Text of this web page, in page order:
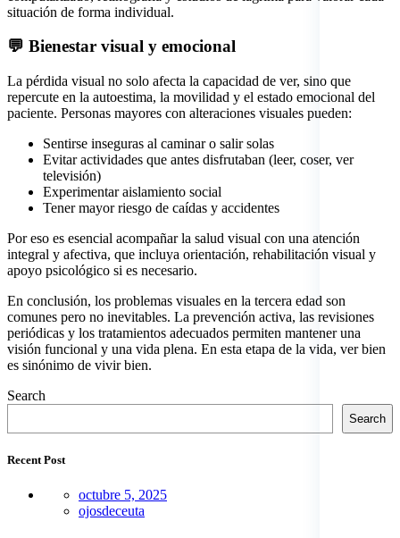
situación de forma individual.
💬 Bienestar visual y emocional
La pérdida visual no solo afecta la capacidad de ver, sino que
repercute en la autoestima, la movilidad y el estado emocional del
paciente. Personas mayores con alteraciones visuales pueden:
Sentirse inseguras al caminar o salir solas
Evitar actividades que antes disfrutaban (leer, coser, ver
televisión)
Experimentar aislamiento social
Tener mayor riesgo de caídas y accidentes
Por eso es esencial acompañar la salud visual con una atención
integral y afectiva, que incluya orientación, rehabilitación visual y
apoyo psicológico si es necesario.
En conclusión, los problemas visuales en la tercera edad son
comunes pero no inevitables. La prevención activa, las revisiones
periódicas y los tratamientos adecuados permiten mantener una
visión funcional y una vida plena. En esta etapa de la vida, ver bien
es sinónimo de vivir bien.
Asides
Search
Search
Recent Post
octubre 5, 2025
ojosdeceuta